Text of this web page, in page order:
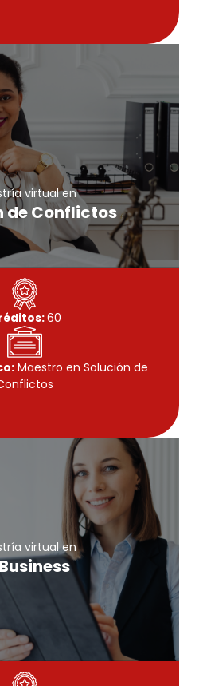
virtual en
de Conflictos
virtual
de Conflictos
Conoce más
60
Maestro en Solución de
virtual en
Conoce más